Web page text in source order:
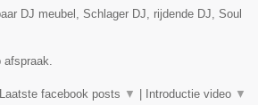
DJ meubel, Schlager DJ, rijdende DJ, Soul
Laatste facebook posts ▼ Introductie video ▼